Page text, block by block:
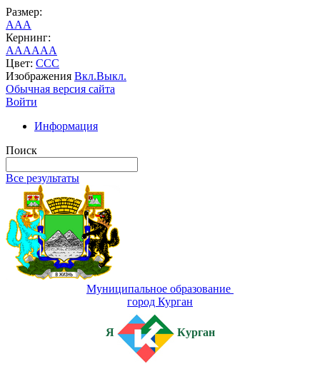
Размер:
AAA
Кернинг:
AAAAAA
Цвет: CCC
Изображения Вкл.Выкл.
Обычная версия сайта
Войти
Информация
Поиск
Все результаты
Муниципальное образование
город Курган
Я Курган